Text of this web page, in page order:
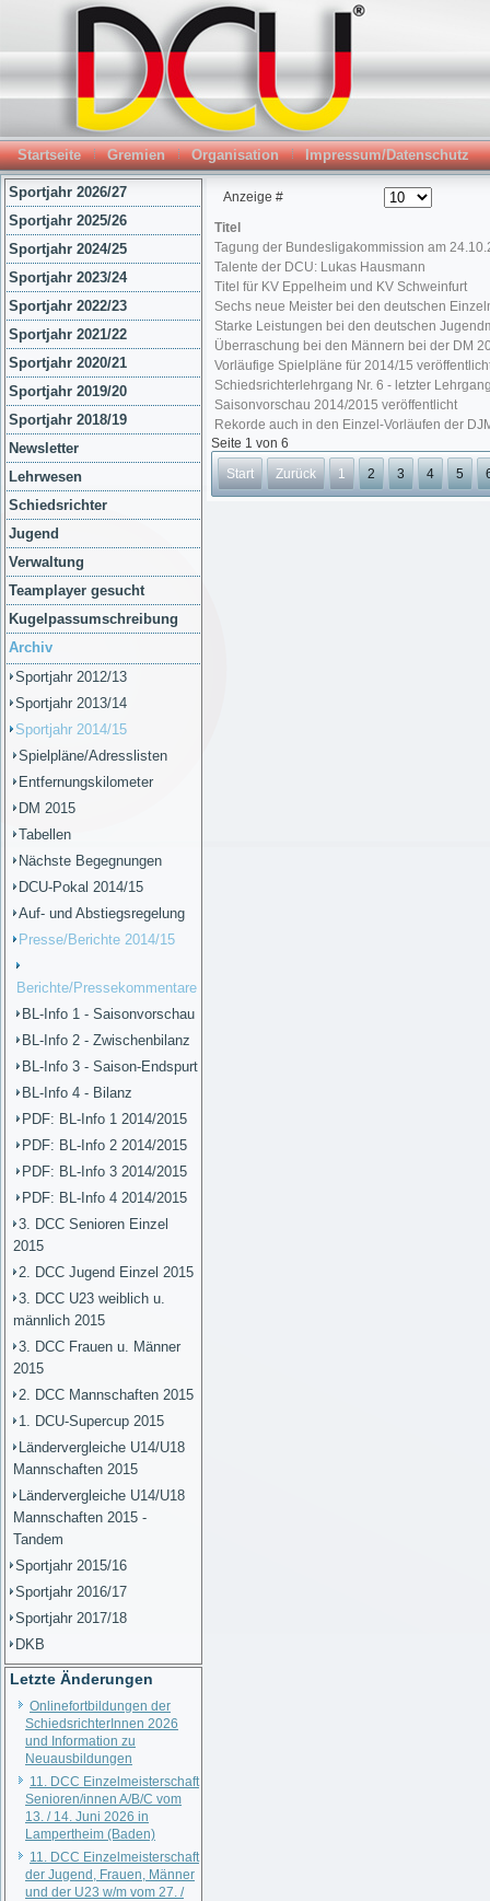
Startseite Gremien Organisation Impressum/Datenschutz
Sportjahr 2026/27
Sportjahr 2025/26
Sportjahr 2024/25
Sportjahr 2023/24
Sportjahr 2022/23
Sportjahr 2021/22
Sportjahr 2020/21
Sportjahr 2019/20
Sportjahr 2018/19
Newsletter
Lehrwesen
Schiedsrichter
Jugend
Verwaltung
Teamplayer gesucht
Kugelpassumschreibung
Archiv
Sportjahr 2012/13
Sportjahr 2013/14
Sportjahr 2014/15
Spielpläne/Adresslisten
Entfernungskilometer
DM 2015
Tabellen
Nächste Begegnungen
DCU-Pokal 2014/15
Auf- und Abstiegsregelung
Presse/Berichte 2014/15
Berichte/Pressekommentare
BL-Info 1 - Saisonvorschau
BL-Info 2 - Zwischenbilanz
BL-Info 3 - Saison-Endspurt
BL-Info 4 - Bilanz
PDF: BL-Info 1 2014/2015
PDF: BL-Info 2 2014/2015
PDF: BL-Info 3 2014/2015
PDF: BL-Info 4 2014/2015
3. DCC Senioren Einzel
2015
2. DCC Jugend Einzel 2015
3. DCC U23 weiblich u.
männlich 2015
3. DCC Frauen u. Männer
2015
2. DCC Mannschaften 2015
1. DCU-Supercup 2015
Ländervergleiche U14/U18
Mannschaften 2015
Ländervergleiche U14/U18
Mannschaften 2015 -
Tandem
Sportjahr 2015/16
Sportjahr 2016/17
Sportjahr 2017/18
DKB
Letzte Änderungen
Onlinefortbildungen der
SchiedsrichterInnen 2026
und Information zu
Neuausbildungen
11. DCC Einzelmeisterschaft
Senioren/innen A/B/C vom
13. / 14. Juni 2026 in
Lampertheim (Baden)
11. DCC Einzelmeisterschaft
der Jugend, Frauen, Männer
und der U23 w/m vom 27. /
Anzeige #
Titel
Tagung der Bundesligakommission am
Talente der DCU: Lukas Hausmann
Titel für KV Eppelheim und KV Schweinfurt
Sechs neue Meister bei den deutschen
Starke Leistungen bei den deutschen
Überraschung bei den Männern bei der DM
Vorläufige Spielpläne für 2014/15
Schiedsrichterlehrgang Nr. 6 - letzter
Saisonvorschau 2014/2015 veröffentlicht
Rekorde auch in den Einzel-Vorläufen der
Seite 1 von 6
Start
Zurück 1 2 3 4 5